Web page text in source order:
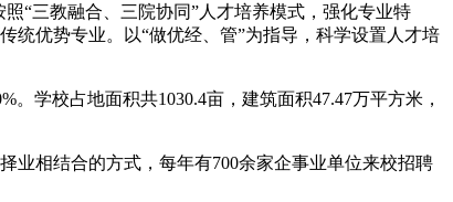
“三教融合、三院协同”人才培养模式，强化专业特
统优势专业。以“做优经、管”为指导，科学设置人才培
学校占地面积共1030.4亩，建筑面积47.47万平方米，
业相结合的方式，每年有700余家企事业单位来校招聘